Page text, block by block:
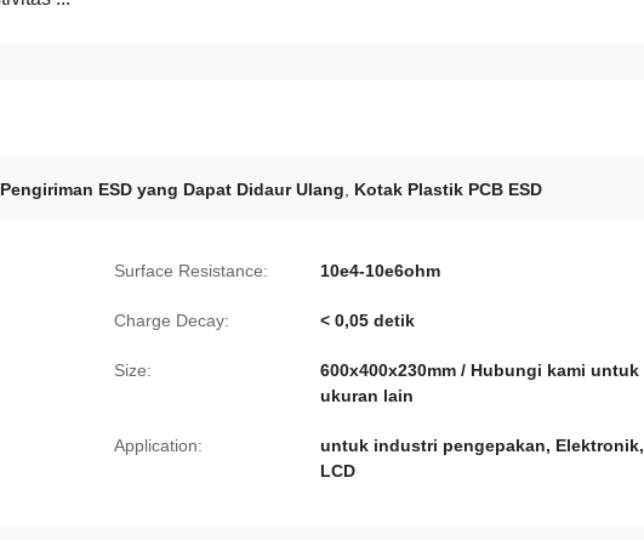
ESD yang Dapat Didaur Ulang Kotak Plastik PCB ESD
Surface Resistance: 10e4-10e6ohm
Charge Decay: < 0,05 detik
Size:
600x400x230mm / Hubungi kami untuk
ukuran lain
Application:
untuk industri pengepakan, Elektronik,
LCD